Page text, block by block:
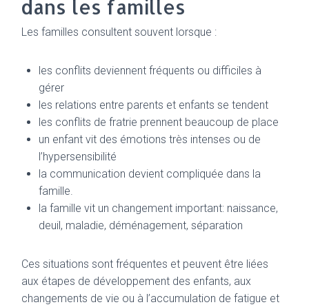
dans les familles
Les familles consultent souvent lorsque :
les conflits deviennent fréquents ou difficiles à
gérer
les relations entre parents et enfants se tendent
les conflits de fratrie prennent beaucoup de place
un enfant vit des émotions très intenses ou de
l’hypersensibilité
la communication devient compliquée dans la
famille.
la famille vit un changement important: naissance,
deuil, maladie, déménagement, séparation
Ces situations sont fréquentes et peuvent être liées
aux étapes de développement des enfants, aux
changements de vie ou à l’accumulation de fatigue et